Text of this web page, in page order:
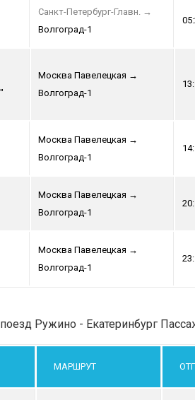
Санкт-Петербург-Главн. →
Волгоград-1
Москва Павелецкая →
Волгоград-1
Москва Павелецкая →
Волгоград-1
Москва Павелецкая →
Волгоград-1
Москва Павелецкая →
Волгоград-1
Ружино - Екатеринбург
МАРШРУТ